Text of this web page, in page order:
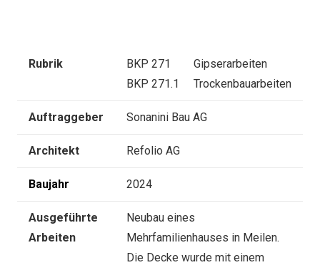
Rubrik
BKP 271 Gipserarbeiten
BKP 271.1 Trockenbauarbeiten
Auftraggeber Sonanini Bau AG
Architekt Refolio AG
Baujahr 2024
Ausgeführte
Arbeiten
Neubau eines
Mehrfamilienhauses in Meilen.
Die Decke wurde mit einem